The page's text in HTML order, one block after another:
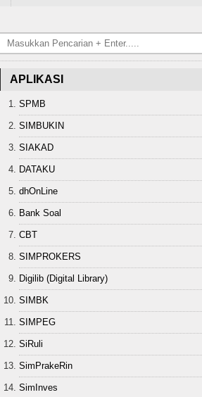
APLIKASI
SPMB
SIMBUKIN
SIAKAD
DATAKU
dhOnLine
Bank Soal
CBT
SIMPROKERS
Digilib (Digital Library)
SIMBK
SIMPEG
SiRuli
SimPrakeRin
SimInves